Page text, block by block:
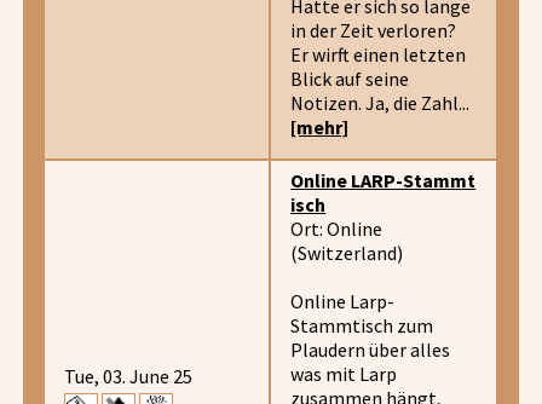
Hatte er sich so lange
in der Zeit verloren?
Er wirft einen letzten
Blick auf seine
Notizen. Ja, die Zahl...
[mehr]
Tue, 03. June 25
Online LARP-Stammt
isch
Ort: Online
(Switzerland)
Online Larp-
Stammtisch zum
Plaudern über alles
was mit Larp
zusammen hängt,